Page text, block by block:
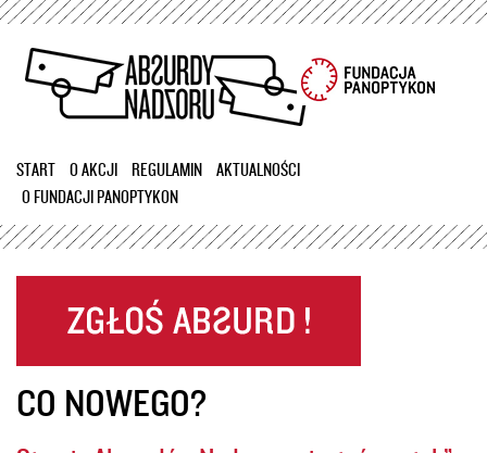
Przejdź
treści
START O AKCJI REGULAMIN
AKTUALNOŚCI
O FUNDACJI PANOPTYKON
CO NOWEGO?